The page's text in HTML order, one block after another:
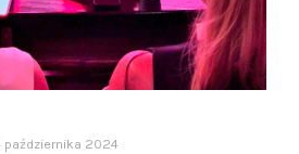
października 2024